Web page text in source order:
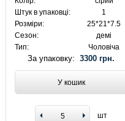
Штук в упаковці:
1
Розміри:
25*21*7.5
Сезон:
демі
Тип:
Чоловіча
За упаковку:3300 грн.
У кошик
шт